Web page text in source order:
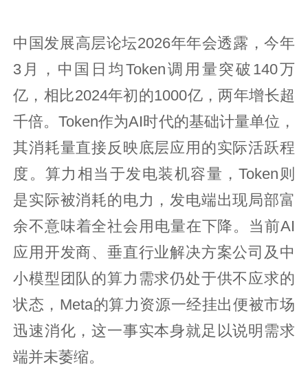
中国发展高层论坛2026年年会透露，今年
3月，中国日均Token调用量突破140万
亿，相比2024年初的1000亿，两年增长超
千倍。Token作为AI时代的基础计量单位，
其消耗量直接反映底层应用的实际活跃程
度。算力相当于发电装机容量，Token则
是实际被消耗的电力，发电端出现局部富
余不意味着全社会用电量在下降。当前AI
应用开发商、垂直行业解决方案公司及中
小模型团队的算力需求仍处于供不应求的
状态，Meta的算力资源一经挂出便被市场
迅速消化，这一事实本身就足以说明需求
端并未萎缩。